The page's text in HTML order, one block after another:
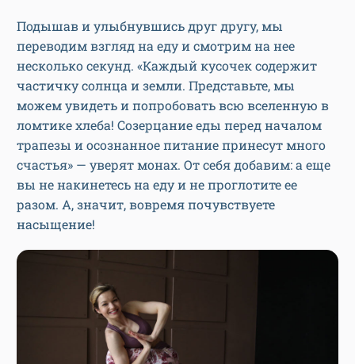
Подышав и улыбнувшись друг другу, мы
переводим взгляд на еду и смотрим на нее
несколько секунд. «Каждый кусочек содержит
частичку солнца и земли. Представьте, мы
можем увидеть и попробовать всю вселенную в
ломтике хлеба! Созерцание еды перед началом
трапезы и осознанное питание принесут много
счастья» — уверят монах. От себя добавим: а еще
вы не накинетесь на еду и не проглотите ее
разом. А, значит, вовремя почувствуете
насыщение!